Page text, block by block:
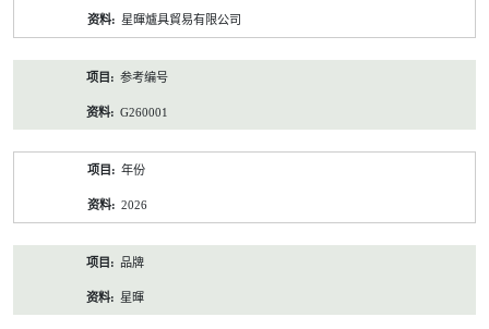
星暉爐具貿易有限公司
参考编号
G260001
年份
2026
品牌
星暉